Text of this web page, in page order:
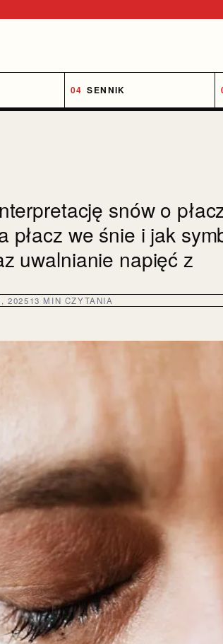
SENNIK
snów o
płacz we śnie i jak
uwalnianie napięć z
202513 MIN CZYTANIA